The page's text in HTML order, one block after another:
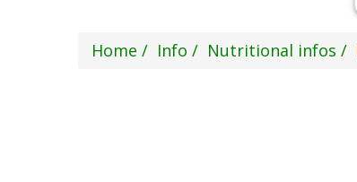
Home Info Nutritional infos